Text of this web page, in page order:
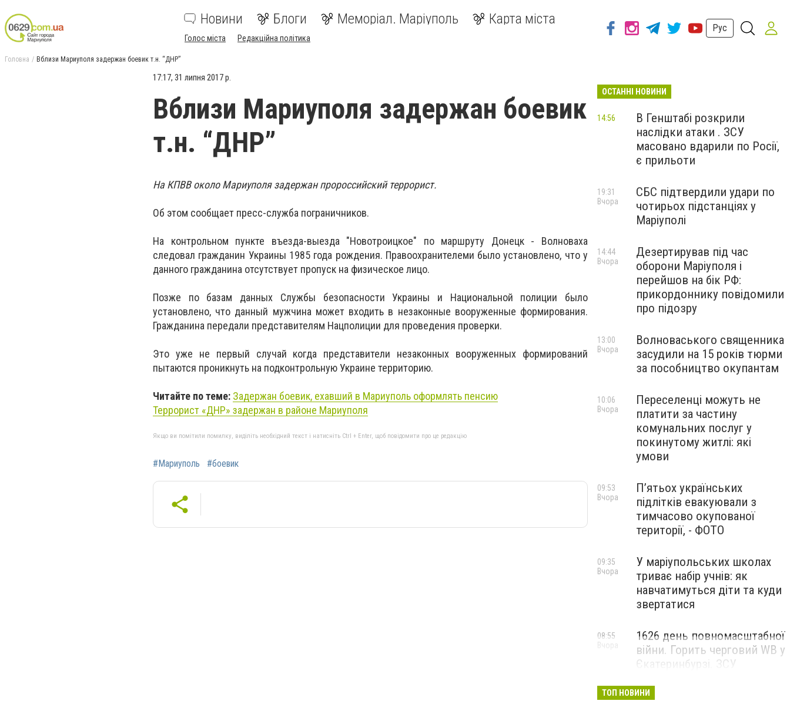
Новини Блоги Меморіал. Маріуполь Карта міста
Голос міста Редакційна політика
Рус
Головна Вблизи Мариуполя задержан боевик т.н. “ДНР”
17:17, 31 липня 2017 р.
Вблизи Мариуполя задержан боевик
т.н. “ДНР”
На КПВВ около Мариуполя задержан пророссийский террорист.
Об этом сообщает пресс-служба пограничников.
На контрольном пункте въезда-выезда "Новотроицкое" по маршруту Донецк - Волноваха
следовал гражданин Украины 1985 года рождения. Правоохранителеми было установлено, что у
данного гражданина отсутствует пропуск на физическое лицо.
Позже по базам данных Службы безопасности Украины и Национальной полиции было
установлено, что данный мужчина может входить в незаконные вооруженные формирования.
Гражданина передали представителям Нацполиции для проведения проверки.
Это уже не первый случай когда представители незаконных вооруженных формирований
пытаются проникнуть на подконтрольную Украине территорию.
Читайте по теме: Задержан боевик, ехавший в Мариуполь оформлять пенсию
Террорист «ДНР» задержан в районе Мариуполя
Якщо ви помітили помилку, виділіть необхідний текст і натисніть Ctrl + Enter, щоб повідомити про це редакцію
#Мариуполь #боевик
ОСТАННІ НОВИНИ
В Генштабі розкрили
наслідки атаки . ЗСУ
масовано вдарили по Росії,
є прильоти
14:56
СБС підтвердили удари по
чотирьох підстанціях у
Маріуполі
19:31
Вчора
Дезертирував під час
оборони Маріуполя і
перейшов на бік РФ:
прикордоннику повідомили
про підозру
14:44
Вчора
Волноваського священника
засудили на 15 років тюрми
за пособництво окупантам
13:00
Вчора
Переселенці можуть не
платити за частину
комунальних послуг у
покинутому житлі: які
умови
10:06
Вчора
П’ятьох українських
підлітків евакуювали з
тимчасово окупованої
території, - ФОТО
09:53
Вчора
У маріупольських школах
триває набір учнів: як
навчатимуться діти та куди
звертатися
09:35
Вчора
1626 день повномасштабної
війни. Горить черговий WB у
Єкатеринбурзі. ЗСУ
Маріуполі
08:55
Вчора
ТОП НОВИНИ